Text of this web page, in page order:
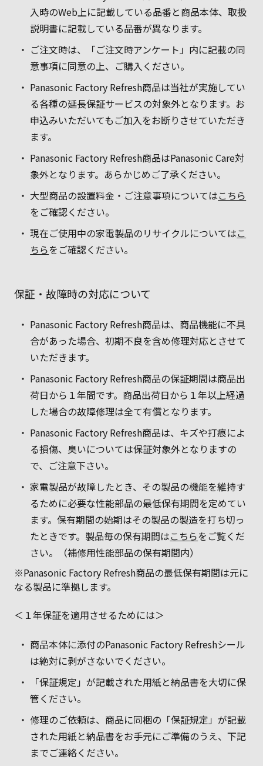
入時のWeb上に記載している品番と商品本体、取扱
説明書に記載している品番が異なります。
ご注文時は、「ご注文時アンケート」内に記載の同
意事項に同意の上、ご購入ください。
Panasonic Factory Refresh商品は当社が実施してい
る各種の延長保証サービスの対象外となります。お
申込みいただいてもご加入をお断りさせていただき
ます。
Panasonic Factory Refresh商品はPanasonic Care対
象外となります。あらかじめご了承ください。
大型商品の設置料金・ご注意事項についてはこちら
をご確認ください。
現在ご使用中の家電製品のリサイクルについてはこ
ちらをご確認ください。
保証・故障時の対応について
Panasonic Factory Refresh商品は、商品機能に不具
合があった場合、初期不良を含め修理対応とさせて
いただきます。
Panasonic Factory Refresh商品の保証期間は商品出
荷日から１年間です。商品出荷日から１年以上経過
した場合の故障修理は全て有償となります。
Panasonic Factory Refresh商品は、キズや打痕によ
る損傷、臭いについては保証対象外となりますの
で、ご注意下さい。
家電製品が故障したとき、その製品の機能を維持す
るために必要な性能部品の最低保有期間を定めてい
ます。保有期間の始期はその製品の製造を打ち切っ
たときです。製品毎の保有期間はこちらをご覧くだ
さい。（補修用性能部品の保有期間内）
※Panasonic Factory Refresh商品の最低保有期間は元に
なる製品に準拠します。
＜１年保証を適用させるためには＞
商品本体に添付のPanasonic Factory Refreshシール
は絶対に剥がさないでください。
「保証規定」が記載された用紙と納品書を大切に保
管ください。
修理のご依頼は、商品に同梱の「保証規定」が記載
された用紙と納品書をお手元にご準備のうえ、下記
までご連絡ください。